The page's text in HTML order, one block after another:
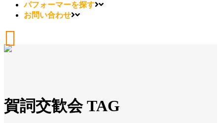
パフォーマーを探す
お問い合わせ
賀詞交歓会 TAG